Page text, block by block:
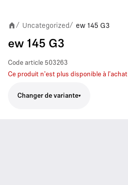
/ Uncategorized / ew 145 G3
ew 145 G3
Code article 503263
Ce produit n'est plus disponible à l'achat
Changer de variante